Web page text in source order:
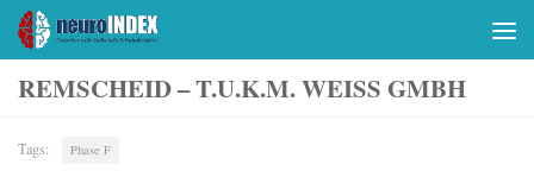
Skip to content
REMSCHEID – T.U.K.M. WEISS GMBH
Tags: Phase F